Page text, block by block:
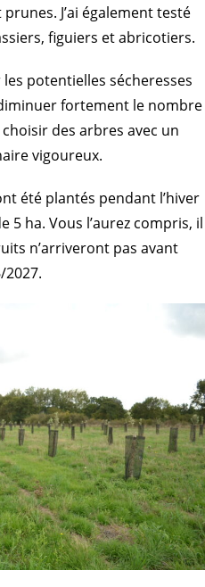
J’ai également testé
figuiers et abricotiers.
potentielles sécheresses
fortement le nombre
choisir des arbres avec un
vigoureux.
été plantés pendant l’hiver
5 ha. Vous l’aurez compris, il
n’arriveront pas avant
2027.